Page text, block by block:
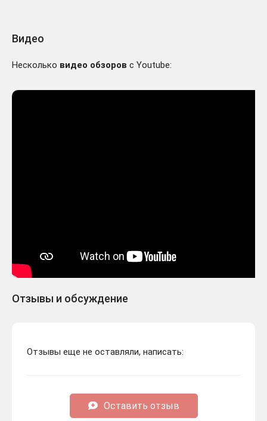
Видео
Несколько видео обзоров с Youtube:
Отзывы и обсуждение
Отзывы еще не оставляли, написать:
Оставить отзыв